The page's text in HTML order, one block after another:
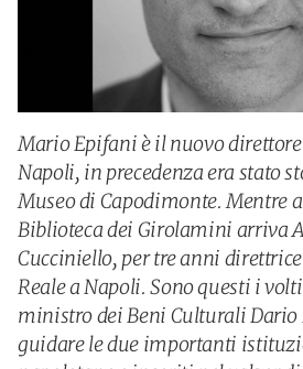
Mario Epifani è il nuovo direttore
Napoli, in precedenza era stato
Museo di Capodimonte. Mentre
Biblioteca dei Girolamini arriva
Cucciniello, per tre anni
Reale a Napoli. Sono questi i
ministro dei Beni Culturali Dario
guidare le due importanti